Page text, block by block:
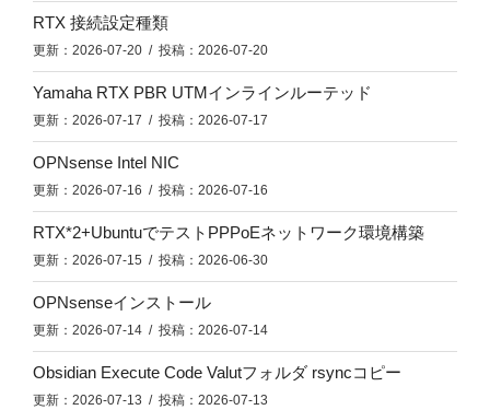
RTX 接続設定種類
更新：2026-07-20 / 投稿：2026-07-20
Yamaha RTX PBR UTMインラインルーテッド
更新：2026-07-17 / 投稿：2026-07-17
OPNsense Intel NIC
更新：2026-07-16 / 投稿：2026-07-16
RTX*2+UbuntuでテストPPPoEネットワーク環境構築
更新：2026-07-15 / 投稿：2026-06-30
OPNsenseインストール
更新：2026-07-14 / 投稿：2026-07-14
Obsidian Execute Code Valutフォルダ rsyncコピー
更新：2026-07-13 / 投稿：2026-07-13